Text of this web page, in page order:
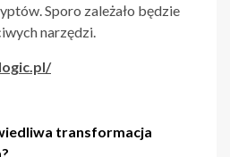
Sporo zależało będzie
narzędzi.
transformacja